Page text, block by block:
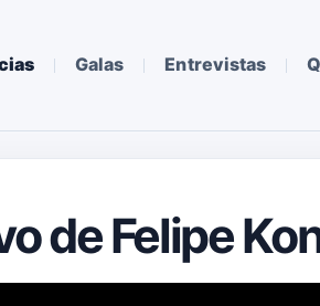
Galas Entrevistas
de Felipe